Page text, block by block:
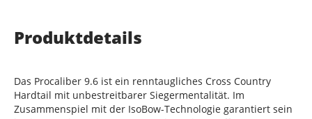
Produktdetails
Das Procaliber 9.6 ist ein renntaugliches Cross Country
Hardtail mit unbestreitbarer Siegermentalität. Im
Zusammenspiel mit der IsoBow-Technologie garantiert sein